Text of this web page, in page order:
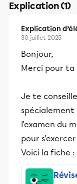
Explication (1)
Explication
30 juillet 2025
Bonjour,
Merci pour ta
Je te
spécialement
l'examen du
pour
Voici la fiche :